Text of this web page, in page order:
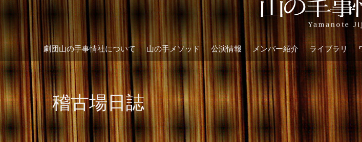
劇団山の手事情社について 山の手メソッド 公演情報 メンバー紹介 ライブラリ
稽古場日誌